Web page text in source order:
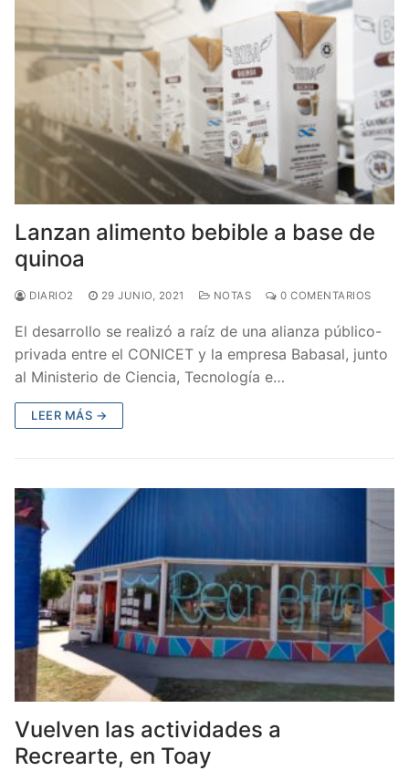
Lanzan alimento bebible a base de
quinoa
DIARIO2 29 JUNIO, 2021 NOTAS 0 COMENTARIOS
El desarrollo se realizó a raíz de una alianza público-
privada entre el CONICET y la empresa Babasal, junto
al Ministerio de Ciencia, Tecnología e…
LEER MÁS →
Vuelven las actividades a
Recrearte, en Toay